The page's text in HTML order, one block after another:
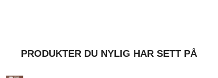
PRODUKTER DU NYLIG HAR SETT PÅ